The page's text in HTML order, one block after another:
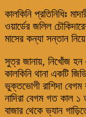
কালকিনি প্রতিনিধিঃ
ওয়ার্ডের জলিল
মাসের কন্যা সন্তান
সুত্র জানায়, নিখোঁজ হন
কালকিনি থানা একটি
ভুক্তভোগী রাশিদা
নাদিরা বেগম গত কাল ১
বাজার থেকে ভ্যান